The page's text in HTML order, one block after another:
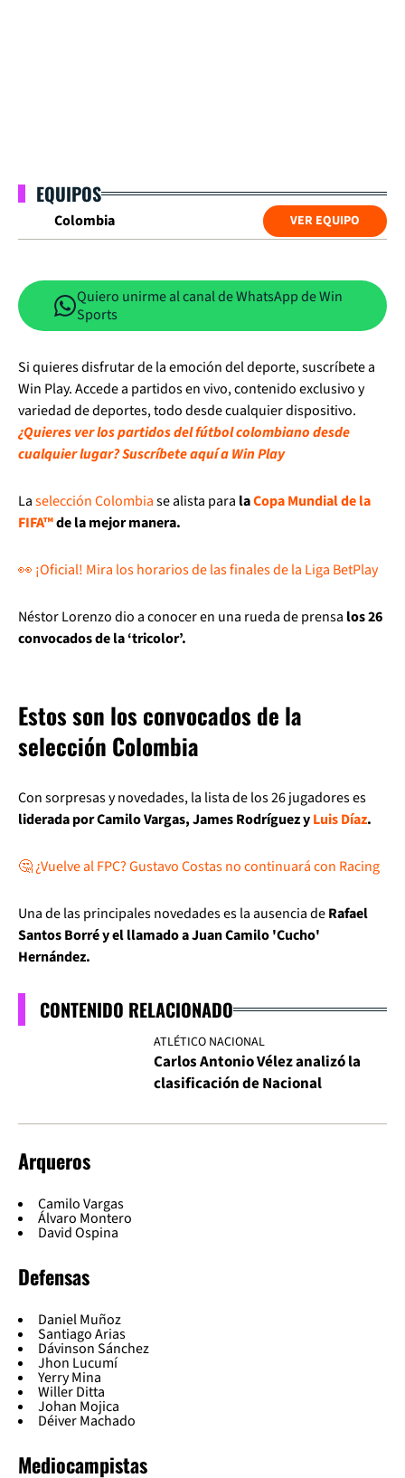
EQUIPOS
Colombia VER EQUIPO
Quiero unirme al canal de WhatsApp de Win
Sports
Si quieres disfrutar de la emoción del deporte, suscríbete a
Win Play. Accede a partidos en vivo, contenido exclusivo y
variedad de deportes, todo desde cualquier dispositivo.
¿Quieres ver los partidos del fútbol colombiano desde
cualquier lugar? Suscríbete aquí a Win Play
Laselección Colombiase alista para laCopa Mundial de la
FIFA™de la mejor manera.
👀 ¡Oficial! Mira los horarios de las finales de la Liga BetPlay
Néstor Lorenzo dio a conocer en una rueda de prensa los 26
convocados de la ‘tricolor’.
Estos son los convocados de la
selección Colombia
Con sorpresas y novedades, la lista de los 26 jugadores es
liderada por Camilo Vargas, James Rodríguez yLuis Díaz.
🤔 ¿Vuelve al FPC? Gustavo Costas no continuará con Racing
Una de las principales novedades es la ausencia deRafael
Santos Borré y el llamado a Juan Camilo 'Cucho'
Hernández.
CONTENIDO RELACIONADO
ATLÉTICO NACIONAL
Carlos Antonio Vélez analizó la
clasificación de Nacional
Arqueros
Camilo Vargas
Álvaro Montero
David Ospina
Defensas
Daniel Muñoz
Santiago Arias
Dávinson Sánchez
Jhon Lucumí
Yerry Mina
Willer Ditta
Johan Mojica
Déiver Machado
Mediocampistas